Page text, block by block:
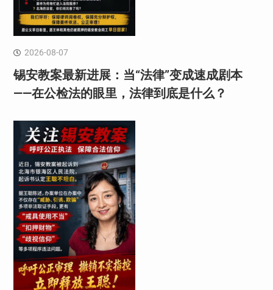
2026-08-07
锡安教案最新进展：当“法律”变成速成剧本
——在公检法的眼里，法律到底是什么？